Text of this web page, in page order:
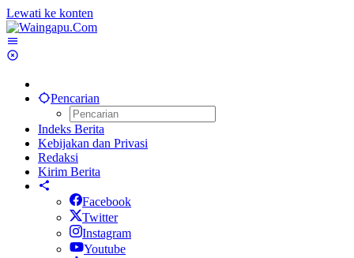
Lewati ke konten
Pencarian
Indeks Berita
Kebijakan dan Privasi
Redaksi
Kirim Berita
Facebook
Twitter
Instagram
Youtube